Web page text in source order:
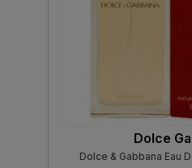
Dolce
Dolce & Gabbana Eau